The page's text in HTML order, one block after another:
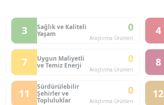
3
Sağlık ve Kaliteli
Yaşam
0
Araştırma Ürünleri
4
7
Uygun Maliyetli
ve Temiz Enerji
0
Araştırma Ürünleri
8
11
Sürdürülebilir
Şehirler ve
Topluluklar
0
Araştırma Ürünleri
12